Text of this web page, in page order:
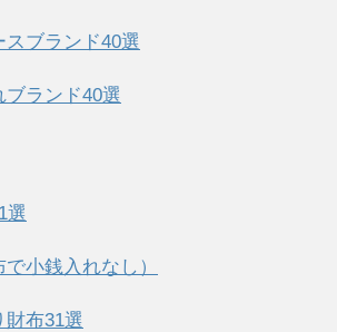
スブランド40選
ブランド40選
選
小銭入れなし）
財布31選